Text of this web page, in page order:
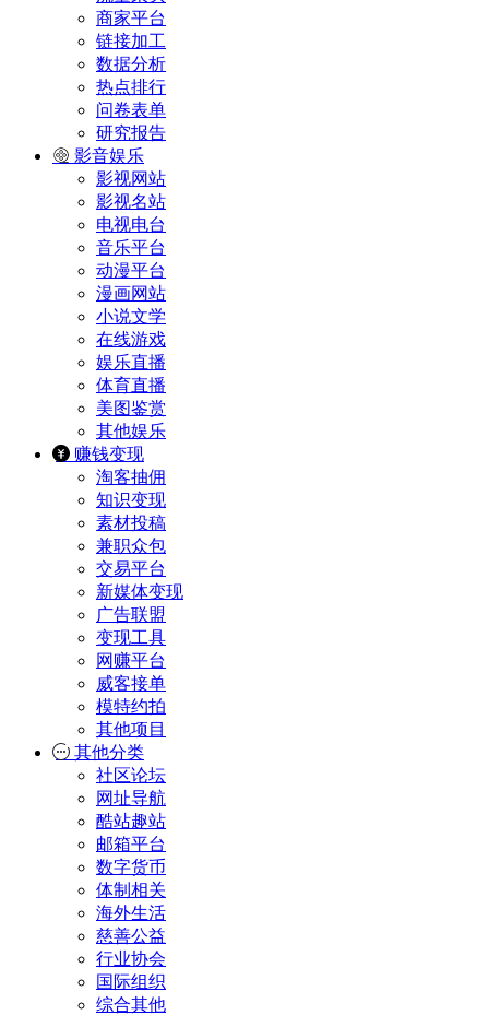
商家平台
链接加工
数据分析
热点排行
问卷表单
研究报告
影音娱乐
影视网站
影视名站
电视电台
音乐平台
动漫平台
漫画网站
小说文学
在线游戏
娱乐直播
体育直播
美图鉴赏
其他娱乐
赚钱变现
淘客抽佣
知识变现
素材投稿
兼职众包
交易平台
新媒体变现
广告联盟
变现工具
网赚平台
威客接单
模特约拍
其他项目
其他分类
社区论坛
网址导航
酷站趣站
邮箱平台
数字货币
体制相关
海外生活
慈善公益
行业协会
国际组织
综合其他